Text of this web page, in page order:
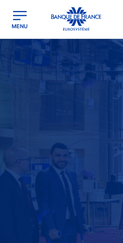
Banque de France - Menu Principal
MENU
Image